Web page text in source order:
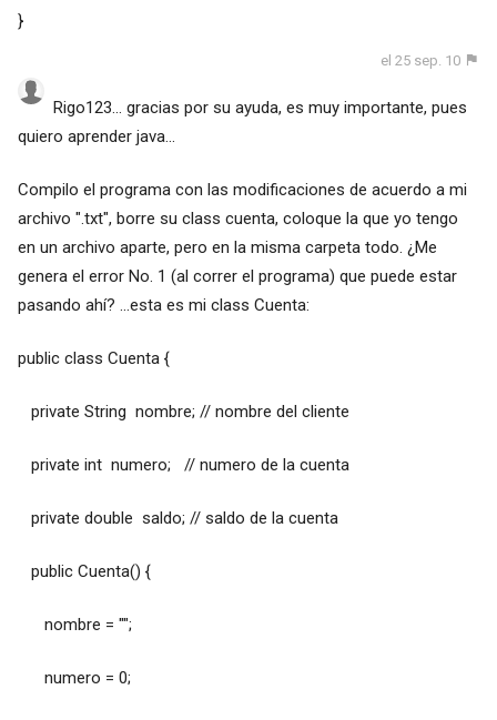
}
el 25 sep. 10
Rigo123... gracias por su ayuda, es muy importante, pues
quiero aprender java...
Compilo el programa con las modificaciones de acuerdo a mi
archivo ".txt", borre su class cuenta, coloque la que yo tengo
en un archivo aparte, pero en la misma carpeta todo. ¿Me
genera el error No. 1 (al correr el programa) que puede estar
pasando ahí? ...esta es mi class Cuenta:
public class Cuenta {
private String nombre; // nombre del cliente
private int numero; // numero de la cuenta
private double saldo; // saldo de la cuenta
public Cuenta() {
nombre = "";
numero = 0;